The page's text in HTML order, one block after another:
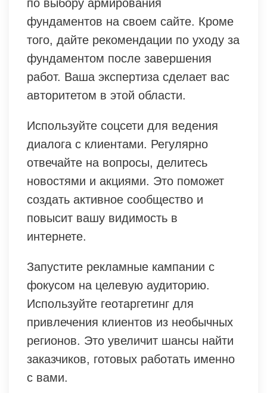
по выбору армирования
фундаментов на своем сайте. Кроме
того, дайте рекомендации по уходу за
фундаментом после завершения
работ. Ваша экспертиза сделает вас
авторитетом в этой области.
Используйте соцсети для ведения
диалога с клиентами. Регулярно
отвечайте на вопросы, делитесь
новостями и акциями. Это поможет
создать активное сообщество и
повысит вашу видимость в
интернете.
Запустите рекламные кампании с
фокусом на целевую аудиторию.
Используйте геотаргетинг для
привлечения клиентов из необычных
регионов. Это увеличит шансы найти
заказчиков, готовых работать именно
с вами.